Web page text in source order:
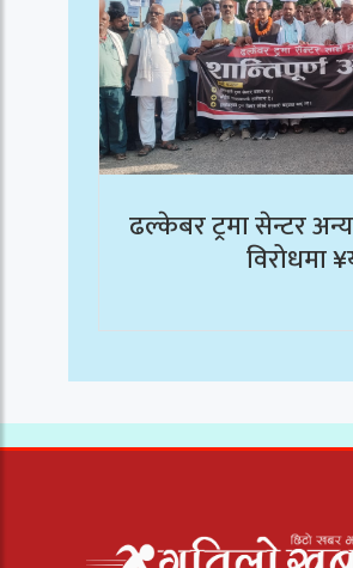
ढल्केबर ट्रमा सेन्टर
विरोधमा